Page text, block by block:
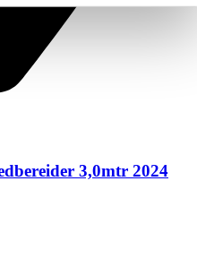
3,0mtr 2024